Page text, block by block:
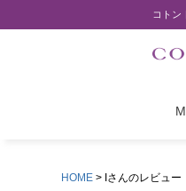
コト
HOME Iさんのレビュー